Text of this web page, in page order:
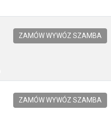
ZAMÓW WYWÓZ SZAMBA
ZAMÓW WYWÓZ SZAMBA